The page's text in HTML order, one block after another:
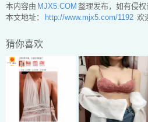
本内容由 MJX5.COM 整理发布，如有侵
本文地址：
http://www.mjx5.com/1192 欢
猜你喜欢